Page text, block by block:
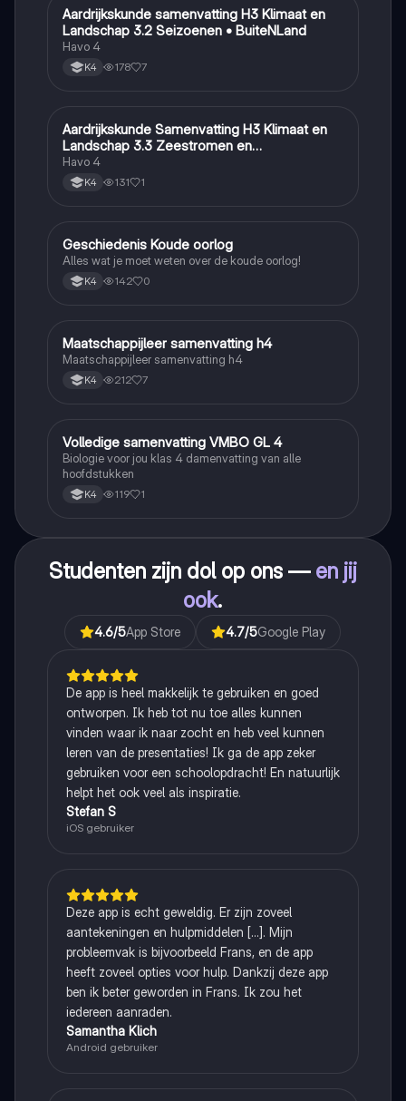
Aardrijkskunde
Aardrijkskunde samenvatting H3 Klimaat en
Landschap 3.2 Seizoenen • BuiteNLand
Havo 4
K4 178 7
Aardrijkskunde
Aardrijkskunde Samenvatting H3 Klimaat en
Landschap 3.3 Zeestromen en
Klimaatgebieden • BuiteNLand
Havo 4
K4 131 1
Geschiedenis
Geschiedenis Koude oorlog
Alles wat je moet weten over de koude oorlog!
K4 142 0
Maatschappijleer
Maatschappijleer samenvatting h4
Maatschappijleer samenvatting h4
K4 212 7
Biologie
Volledige samenvatting VMBO GL 4
Biologie voor jou klas 4 damenvatting van alle
hoofdstukken
K4 119 1
Studenten zijn dol op ons — en jij
ook.
4.6/5App Store 4.7/5Google Play
De app is heel makkelijk te gebruiken en goed
ontworpen. Ik heb tot nu toe alles kunnen
vinden waar ik naar zocht en heb veel kunnen
leren van de presentaties! Ik ga de app zeker
gebruiken voor een schoolopdracht! En natuurlijk
helpt het ook veel als inspiratie.
Stefan S
iOS gebruiker
Deze app is echt geweldig. Er zijn zoveel
aantekeningen en hulpmiddelen [...]. Mijn
probleemvak is bijvoorbeeld Frans, en de app
heeft zoveel opties voor hulp. Dankzij deze app
ben ik beter geworden in Frans. Ik zou het
iedereen aanraden.
Samantha Klich
Android gebruiker